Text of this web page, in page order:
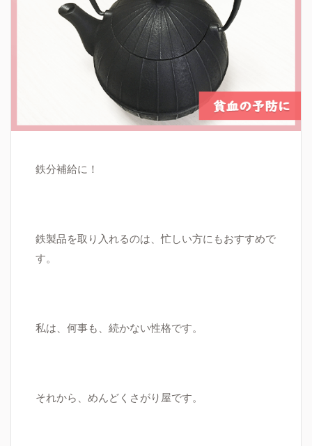
鉄分補給に！
鉄製品を取り入れるのは、忙しい方にもおすすめで
す。
私は、何事も、続かない性格です。
それから、めんどくさがり屋です。